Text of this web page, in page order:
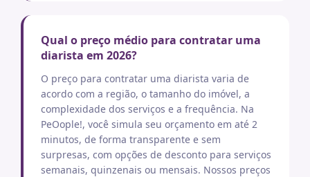
Qual o preço médio para contratar uma
diarista em 2026?
O preço para contratar uma diarista varia de
acordo com a região, o tamanho do imóvel, a
complexidade dos serviços e a frequência. Na
PeOople!, você simula seu orçamento em até 2
minutos, de forma transparente e sem
surpresas, com opções de desconto para serviços
semanais, quinzenais ou mensais. Nossos preços